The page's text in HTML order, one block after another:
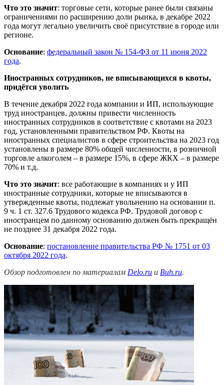
Что это значит: торговые сети, которые ранее были связаны
ограничениями по расширению доли рынка, в декабре 2022
года могут легально увеличить своё присутствие в городе или
регионе.
Основание: федеральный закон № 154-ФЗ от 11 июня 2022
года.
Иностранных сотрудников, не вписывающихся в квоты,
придётся уволить
В течение декабря 2022 года компании и ИП, использующие
труд иностранцев, должны привести численность
иностранных сотрудников в соответствие с квотами на 2023
год, установленными правительством РФ. Квоты на
иностранных специалистов в сфере строительства на 2023 год
установлены в размере 80% общей численности, в розничной
торговле алкоголем – в размере 15%, в сфере ЖКХ – в размере
70% и т.д.
Что это значит: все работающие в компаниях и у ИП
иностранные сотрудники, которые не вписываются в
утвержденные квоты, подлежат увольнению на основании п.
9 ч. 1 ст. 327.6 Трудового кодекса РФ. Трудовой договор с
иностранцем по данному основанию должен быть прекращён
не позднее 31 декабря 2022 года.
Основание: постановление правительства РФ № 1751 от 03
октября 2022 года.
Обзор подготовлен по материалам Delo.ru и Buh.ru.